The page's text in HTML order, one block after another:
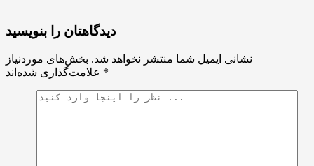
دیدگاهتان را بنویسید
نشانی ایمیل شما منتشر نخواهد شد. بخش‌های موردنیاز
*